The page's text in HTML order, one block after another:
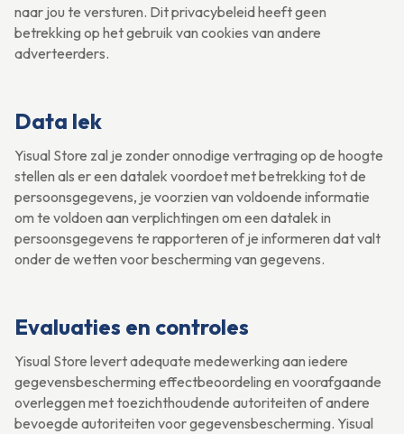
naar jou te versturen. Dit privacybeleid heeft geen
betrekking op het gebruik van cookies van andere
adverteerders.
Data lek
Yisual Store zal je zonder onnodige vertraging op de hoogte
stellen als er een datalek voordoet met betrekking tot de
persoonsgegevens, je voorzien van voldoende informatie
om te voldoen aan verplichtingen om een datalek in
persoonsgegevens te rapporteren of je informeren dat valt
onder de wetten voor bescherming van gegevens.
Evaluaties en controles
Yisual Store levert adequate medewerking aan iedere
gegevensbescherming effectbeoordeling en voorafgaande
overleggen met toezichthoudende autoriteiten of andere
bevoegde autoriteiten voor gegevensbescherming. Yisual